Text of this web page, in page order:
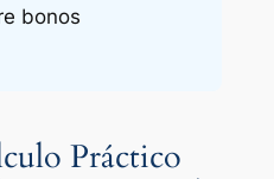
bonos
Práctico